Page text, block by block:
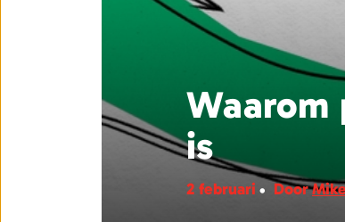
Waarom
is
2 februari Door